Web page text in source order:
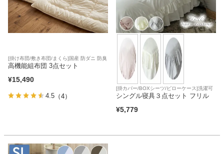
カテゴリから探す
ソファ
テレビ台・リビング家具
ダイニングテーブル・セット
[掛け布団/敷き布団/まくら]国産 防ダニ 防臭
高機能組布団 3点セット
¥15,490
4.5 （4）
[掛カバー/BOXシーツ/ピローケース]洗濯可
シングル寝具３点セット フリル
¥5,779